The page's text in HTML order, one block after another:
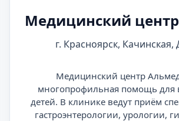
Медицинский
г. Красноярск,
Медицинский центр
многопрофильная помощь для
детей. В клинике ведут приём
гастроэнтерологии, урологии,